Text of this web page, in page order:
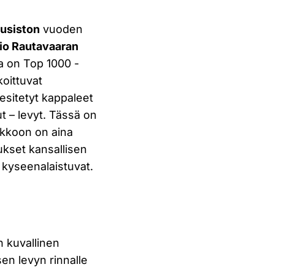
vuoden
Rautavaaran
on Top 1000 -
kappaleet
– levyt. Tässä on
on aina
kansallisen
kuvallinen
levyn rinnalle